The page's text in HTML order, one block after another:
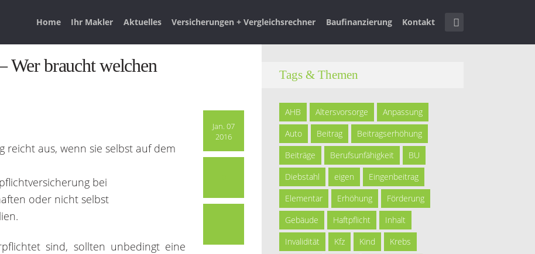
Home Ihr Makler Aktuelles Versicherungen + Vergleichsrechner Baufinanzierung Kontakt
Wer braucht welchen
Jan. 07
2016
reicht aus, wenn sie selbst auf dem
bei
oder nicht selbst
sind, sollten unbedingt eine
Tags & Themen
AHB Altersvorsorge
Anpassung
Auto
Beitrag
Beitragserhöhung
Beiträge
Berufsunfähigkeit
BU
Diebstahl
eigen
Eingenbeitrag
Elementar
Erhöhung
Förderung
Gebäude
Haftpflicht
Inhalt
Invalidität
Kfz Kind
Krebs